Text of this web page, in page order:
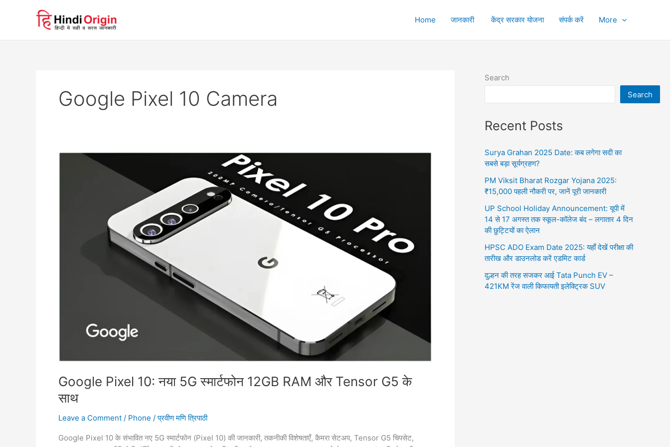
Home जानकारी केंद्र सरकार योजना संपर्क करें More
Google Pixel 10 Camera
Google Pixel 10: नया 5G स्मार्टफोन 12GB RAM और Tensor G5 के
साथ
Leave a Comment / Phone /प्रवीण मणि त्रिपाठी
Google Pixel 10 के संभावित नए 5G स्मार्टफोन (Pixel 10) की जानकारी, तकनीकी विशेषताएँ, कैमरा सेटअप, Tensor G5 चिपसेट,
Search
Search
Recent Posts
Surya Grahan 2025 Date: कब लगेगा सदी का
सबसे बड़ा सूर्यग्रहण?
PM Viksit Bharat Rozgar Yojana 2025:
₹15,000 पहली नौकरी पर, जानें पूरी जानकारी
UP School Holiday Announcement: यूपी में
14 से 17 अगस्त तक स्कूल-कॉलेज बंद – लगातार 4 दिन
की छुट्टियों का ऐलान
HPSC ADO Exam Date 2025: यहाँ देखें परीक्षा की
तारीख और डाउनलोड करें एडमिट कार्ड
दुल्हन की तरह सजकर आई Tata Punch EV –
421KM रेंज वाली किफायती इलेक्ट्रिक SUV